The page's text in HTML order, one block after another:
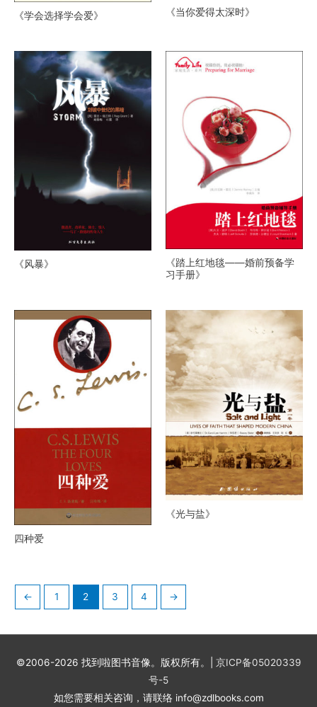
《学会选择学会爱》 《当你爱得太深时》
《风暴》
《踏上红地毯——婚前预备学
习手册》
四种爱
《光与盐》
← 1 2 3 4 →
©2006-2026 找到啦图书音像。版权所有。| 京ICP备05020339
号-5
如您需要相关咨询，请联络 info@zdlbooks.com